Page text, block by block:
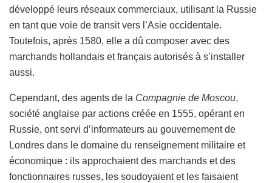
développé leurs réseaux commerciaux, utilisant la Russie
en tant que voie de transit vers l’Asie occidentale.
Toutefois, après 1580, elle a dû composer avec des
marchands hollandais et français autorisés à s’installer
aussi.
Cependant, des agents de la Compagnie de Moscou,
société anglaise par actions créée en 1555, opérant en
Russie, ont servi d’informateurs au gouvernement de
Londres dans le domaine du renseignement militaire et
économique : ils approchaient des marchands et des
fonctionnaires russes, les soudoyaient et les faisaient